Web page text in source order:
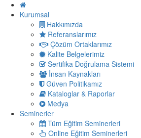
Kurumsal
Hakkımızda
Referanslarımız
Çözüm Ortaklarımız
Kalite Belgelerimiz
Sertifika Doğrulama Sistemi
İnsan Kaynakları
Güven Politikamız
Kataloglar & Raporlar
Medya
Seminerler
Tüm Eğitim Seminerleri
Online Eğitim Seminerleri